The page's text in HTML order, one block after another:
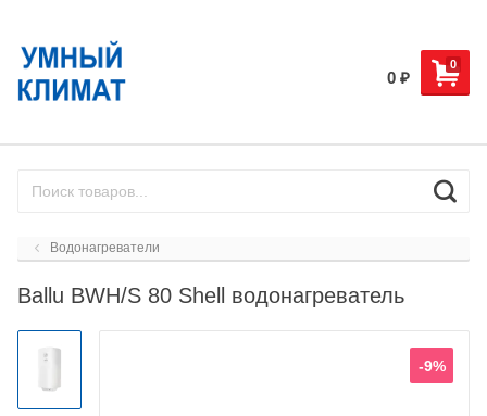
0
0 ₽
Водонагреватели
Ballu BWH/S 80 Shell водонагреватель
-9%